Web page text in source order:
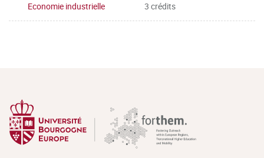
Economie industrielle 3 crédits